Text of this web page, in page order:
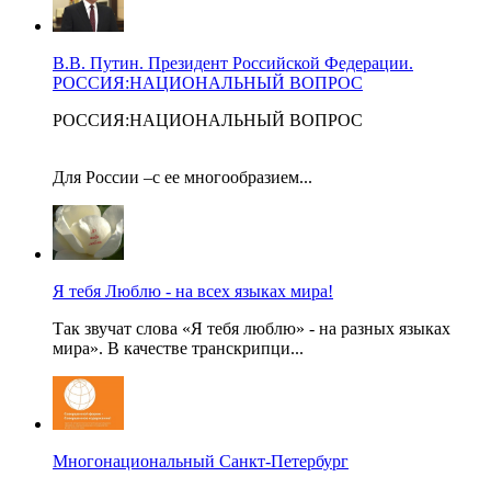
В.В. Путин. Президент Российской Федерации.
РОССИЯ:НАЦИОНАЛЬНЫЙ ВОПРОС
РОССИЯ:НАЦИОНАЛЬНЫЙ ВОПРОС
Для России –с ее многообразием...
Я тебя Люблю - на всех языках мира!
Так звучат слова «Я тебя люблю» - на разных языках
мира». В качестве транскрипци...
Многонациональный Санкт-Петербург